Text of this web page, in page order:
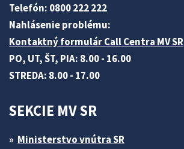
Telefón: 0800 222 222
Nahlásenie problému:
Kontaktný formulár Call Centra MV SR
PO, UT, ŠT, PIA: 8.00 - 16.00
STREDA: 8.00 - 17.00
SEKCIE MV SR
Ministerstvo vnútra SR